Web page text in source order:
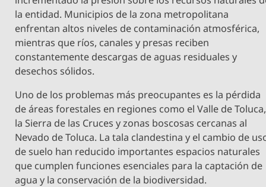
la entidad. Municipios de la zona metropolitana
enfrentan altos niveles de contaminación atmosférica,
mientras que ríos, canales y presas reciben
constantemente descargas de aguas residuales y
desechos sólidos.
Uno de los problemas más preocupantes es la pérdida
de áreas forestales en regiones como el Valle de Toluca,
la Sierra de las Cruces y zonas boscosas cercanas al
Nevado de Toluca. La tala clandestina y el cambio de
de suelo han reducido importantes espacios naturales
que cumplen funciones esenciales para la captación de
agua y la conservación de la biodiversidad.